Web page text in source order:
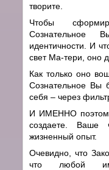
творите.
Чтобы
Сознательное
идентичности. И
свет Ма-тери, оно
Как только оно
Сознательное Вы
себя – через
И ИМЕННО
создаете. Ваше
жизненный опыт.
Очевидно, что
что любой